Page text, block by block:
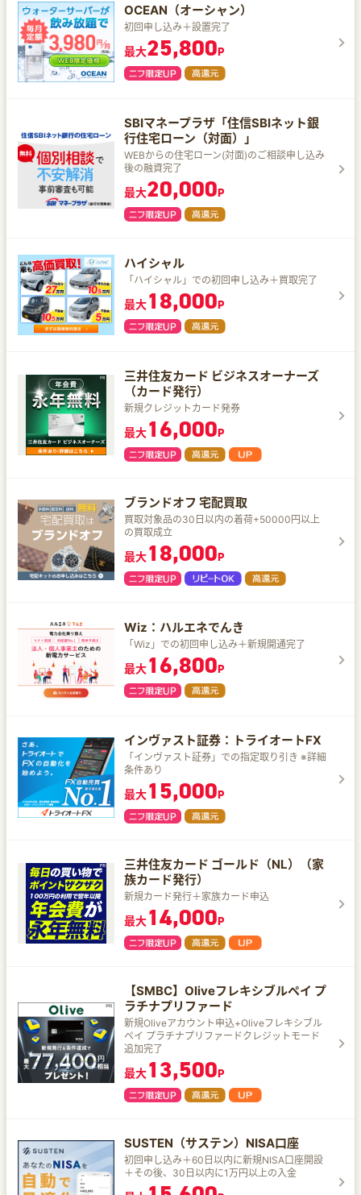
OCEAN（オーシャン）
初回申し込み＋設置完了
最大25,800P
SBIマネープラザ「住信SBIネット銀
行住宅ローン（対面）」
WEBからの住宅ローン(対面)のご相談申し込み
後の融資完了
最大20,000P
ハイシャル
「ハイシャル」での初回申し込み＋買取完了
最大18,000P
三井住友カード ビジネスオーナーズ
（カード発行）
新規クレジットカード発券
最大16,000P
ブランドオフ 宅配買取
買取対象品の30日以内の着荷+50000円以上
の買取成立
最大18,000P
Wiz：ハルエネでんき
「Wiz」での初回申し込み＋新規開通完了
最大16,800P
インヴァスト証券：トライオートFX
「インヴァスト証券」での指定取り引き ※詳細
条件あり
最大15,000P
三井住友カード ゴールド（NL）（家
族カード発行）
新規カード発行＋家族カード申込
最大14,000P
【SMBC】Oliveフレキシブルペイ プ
ラチナプリファード
新規Oliveアカウント申込+Oliveフレキシブル
ペイ プラチナプリファードクレジットモード
追加完了
最大13,500P
SUSTEN（サステン）NISA口座
初回申し込み＋60日以内に新規NISA口座開設
＋その後、30日以内に1万円以上の入金